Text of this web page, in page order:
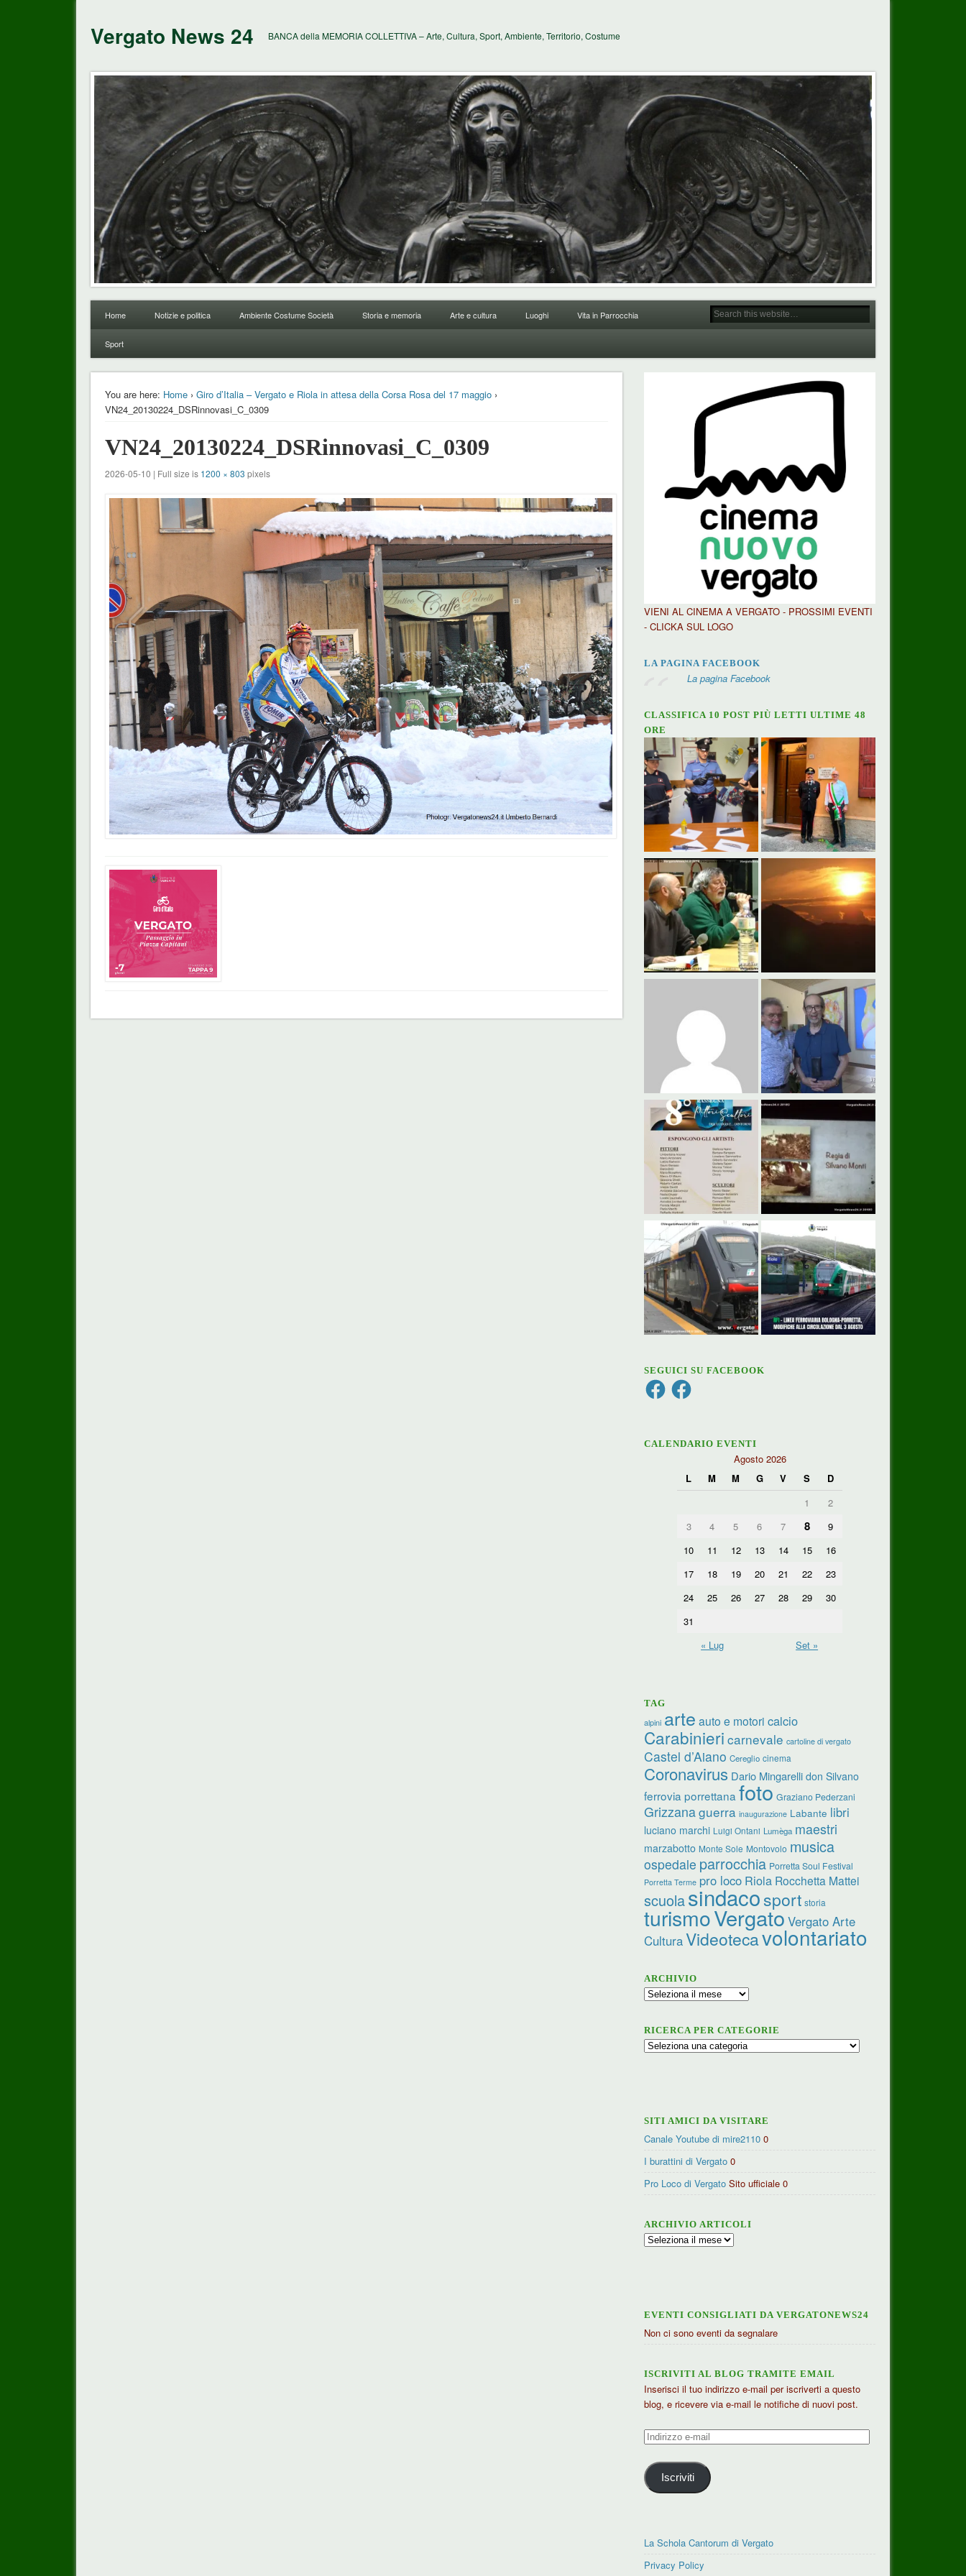
Vergato News 24 BANCA della MEMORIA COLLETTIVA – Arte, Cultura, Sport, Ambiente, Territorio, Costume
Home Notizie e politica Ambiente Costume Società Storia e memoria Arte e cultura Luoghi Vita in Parrocchia
Sport
You are here: Home› Giro d’Italia – Vergato e Riola in attesa della Corsa Rosa del 17 maggio›
VN24_20130224_DSRinnovasi_C_0309
VN24_20130224_DSRinnovasi_C_0309
2026-05-10 | Full size is 1200 × 803 pixels
VIENI AL CINEMA A VERGATO - PROSSIMI EVENTI
- CLICKA SUL LOGO
LA PAGINA FACEBOOK
La pagina Facebook
CLASSIFICA 10 POST PIÙ LETTI ULTIME 48
ORE
SEGUICI SU FACEBOOK
FacebookFacebook
CALENDARIO EVENTI
Agosto 2026
L
M M G V S
D
1
2
3
4 5 6 7 8
9
10
11 12 13 14 15
16
17
18 19 20 21 22
23
24
25 26 27 28 29
30
31
« Lug
Set »
TAG
alpini arte auto e motori calcio
Carabinieri carnevale cartoline di vergato
Castel d’Aiano Cereglio cinema
Coronavirus Dario Mingarelli don Silvano
ferrovia porrettana foto Graziano Pederzani
Grizzanaguerra inaugurazione Labante libri
luciano marchi Luigi Ontani Lumèga maestri
marzabotto Monte Sole Montovolo musica
ospedale parrocchia Porretta Soul Festival
Porretta Terme pro loco Riola Rocchetta Mattei
scuolasindacosport storia
turismoVergato Vergato Arte
CulturaVideotecavolontariato
ARCHIVIO
Archivio
RICERCA PER CATEGORIE
Ricerca
SITI AMICI DA VISITARE
Canale Youtube di mire2110 0
I burattini di Vergato 0
Pro Loco di Vergato Sito ufficiale 0
ARCHIVIO ARTICOLI
Archivio
EVENTI CONSIGLIATI DA VERGATONEWS24
Non ci sono eventi da segnalare
ISCRIVITI AL BLOG TRAMITE EMAIL
Inserisci il tuo indirizzo e-mail per iscriverti a questo
blog, e ricevere via e-mail le notifiche di nuovi post.
Indirizzo
mail
Iscriviti
La Schola Cantorum di Vergato
Privacy Policy